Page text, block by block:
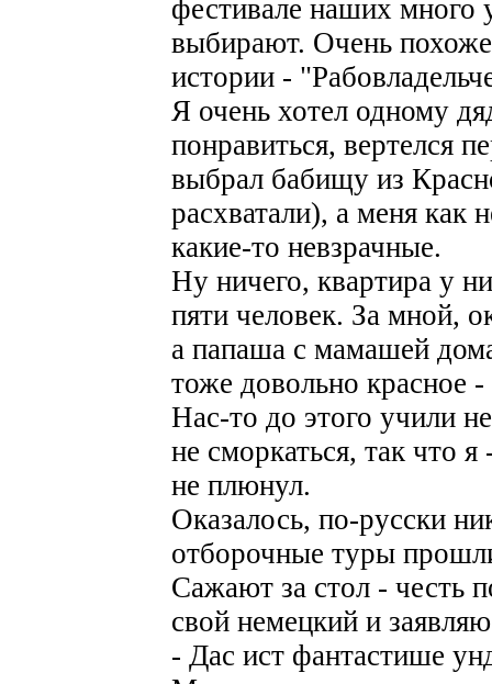
фестивале наших много
выбирают. Очень
истории -
Я очень хотел одному
понравиться, вертелся
выбрал бабищу из
расхватали), а меня как
какие-то невзрачные.
Ну ничего, квартира у
пяти человек. За мной,
а папаша с мамашей
тоже довольно красное
Нас-то до этого учили
не сморкаться, так что
не плюнул.
Оказалось, по-русски
отборочные туры
Сажают за стол - честь
свой немецкий и
- Дас ист фантастише